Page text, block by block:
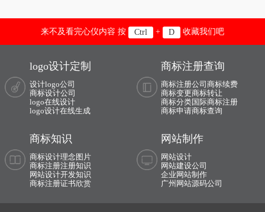
来不及看完心仪内容 按 Ctrl + D 收藏我们吧
logo设计定制
设计logo公司
商标设计公司
logo在线设计
logo设计在线生成
商标注册查询
商标注册公司 商标续费
商标变更商标转让
商标分类国际商标注册
商标申请商标查询
商标知识
商标设计理念图片
商标注册注册知识
网站设计开发知识
商标注册证书欣赏
网站制作
网站设计
网站建设公司
企业网站制作
广州网站源码公司